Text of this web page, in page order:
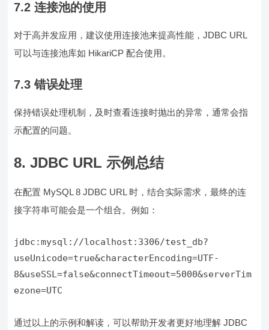
7.2 连接池的使用
对于高并发应用，建议使用连接池来提高性能，JDBC URL
可以与连接池库如 HikariCP 配合使用。
7.3 错误处理
保持错误处理机制，及时查看连接时抛出的异常，通常会指
示配置的问题。
8. JDBC URL 示例总结
在配置 MySQL 8 JDBC URL 时，结合实际需求，最终的连
接字符串可能会是一个组合。例如：
jdbc:mysql://localhost:3306/test_db?
useUnicode=true&characterEncoding=UTF-
8&useSSL=false&connectTimeout=5000&serverTim
通过以上的示例和解读，可以帮助开发者更好地理解 JDBC